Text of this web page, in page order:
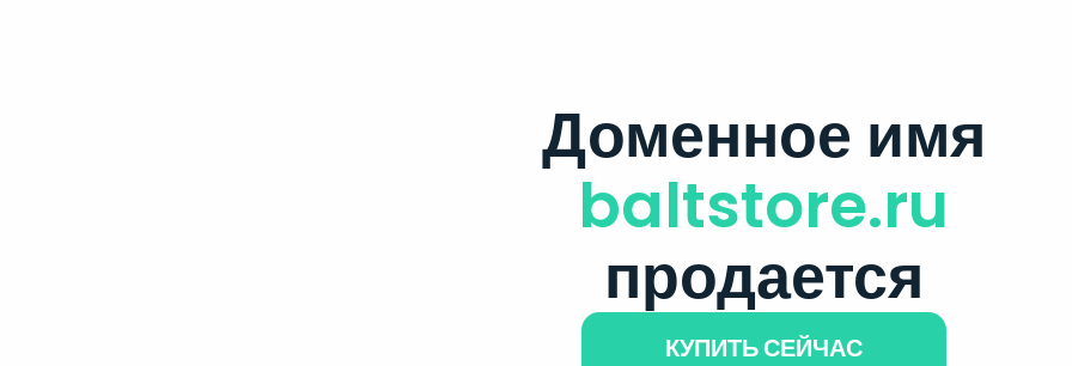
Доменное имя
baltstore.ru
продается
КУПИТЬ СЕЙЧАС